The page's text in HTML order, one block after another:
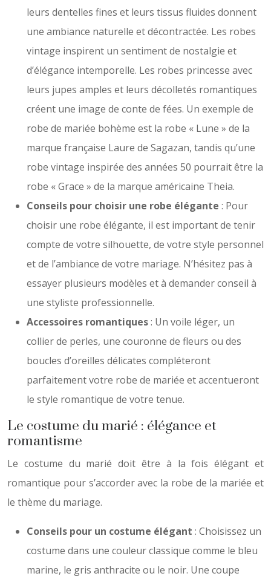
leurs dentelles fines et leurs tissus fluides donnent
une ambiance naturelle et décontractée. Les robes
vintage inspirent un sentiment de nostalgie et
d’élégance intemporelle. Les robes princesse avec
leurs jupes amples et leurs décolletés romantiques
créent une image de conte de fées. Un exemple de
robe de mariée bohème est la robe « Lune » de la
marque française Laure de Sagazan, tandis qu’une
robe vintage inspirée des années 50 pourrait être la
robe « Grace » de la marque américaine Theia.
Conseils pour choisir une robe élégante : Pour
choisir une robe élégante, il est important de tenir
compte de votre silhouette, de votre style personnel
et de l’ambiance de votre mariage. N’hésitez pas à
essayer plusieurs modèles et à demander conseil à
une styliste professionnelle.
Accessoires romantiques: Un voile léger, un
collier de perles, une couronne de fleurs ou des
boucles d’oreilles délicates compléteront
parfaitement votre robe de mariée et accentueront
le style romantique de votre tenue.
Le costume du marié : élégance et
romantisme
Le costume du marié doit être à la fois élégant et
romantique pour s’accorder avec la robe de la mariée et
le thème du mariage.
Conseils pour un costume élégant : Choisissez un
costume dans une couleur classique comme le bleu
marine, le gris anthracite ou le noir. Une coupe